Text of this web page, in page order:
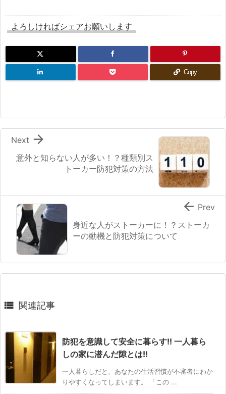
よろしければシェアお願いします
Copy
意外と知らない人が多い！？種類別ス
トーカー防犯対策の方法

Next
身近な人がストーカーに！？ストーカ
ーの動機と防犯対策について
 Prev
 関連記事
防犯を意識して安全に暮らす!! 一人暮ら
しの家に潜んだ隙とは!!
一人暮らしだと、あなたの生活習慣が不審者にわか
りやすくなってしまいます。 「この ...